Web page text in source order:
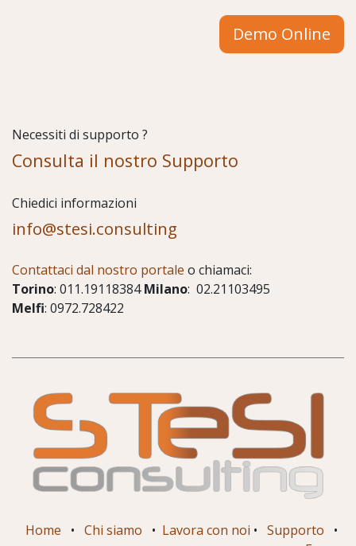
Demo Online
Necessiti di supporto ?
Consulta il nostro Supporto
Chiedici informazioni
info@stesi.consulting
Contattaci dal nostro portale o chiamaci:
Torino: 011.19118384Milano: 02.21103495
Melfi: 0972.728422
Home • Chi siamo • Lavora con noi • Supporto
•